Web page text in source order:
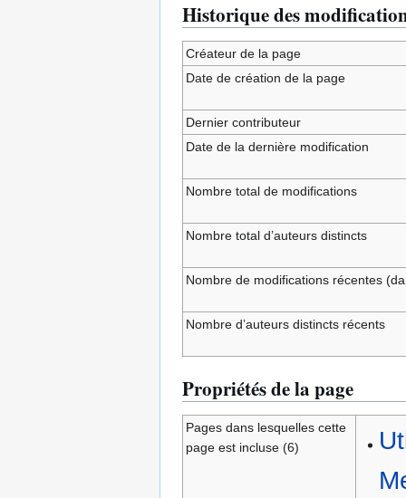
Historique des
Créateur de la page
Date de création de la page
Dernier contributeur
Date de la dernière modification
Nombre total de modifications
Nombre total d’auteurs distincts
Nombre de modifications récentes
Nombre d’auteurs distincts récents
Propriétés de la page
Pages dans lesquelles cette
page est incluse (6)